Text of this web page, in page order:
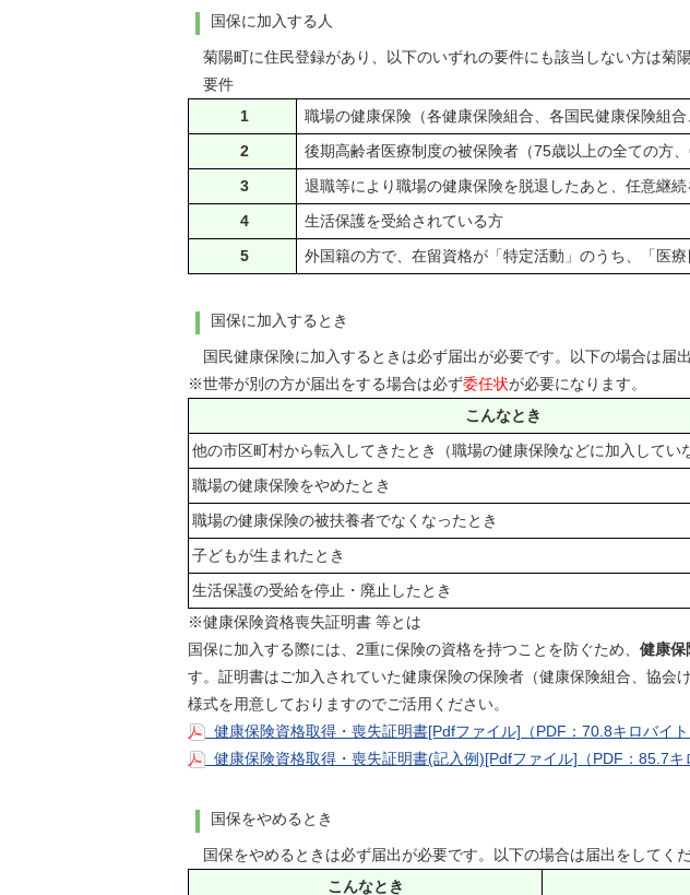
国保に加入する人
菊陽町に住民登録があり、以下のいずれの要件にも該当しない方は菊
要件
1
職場の健康保険（各健康保険組合、各国民健康保険組
2
後期高齢者医療制度の被保険者（75歳以上の全ての方
3
退職等により職場の健康保険を脱退したあと、任意継
4
生活保護を受給されている方
5
外国籍の方で、在留資格が「特定活動」のうち、「医
国保に加入するとき
国民健康保険に加入するときは必ず届出が必要です。以下の場合は届出
※世帯が別の方が届出をする場合は必ず委任状が必要になります。
こんなとき
他の市区町村から転入してきたとき（職場の健康保険などに加入してい
職場の健康保険をやめたとき
職場の健康保険の被扶養者でなくなったとき
子どもが生まれたとき
生活保護の受給を停止・廃止したとき
※健康保険資格喪失証明書 等とは
国保に加入する際には、2重に保険の資格を持つことを防ぐため、 健康保
す。証明書はご加入されていた健康保険の保険者（健康保険組合、協
様式を用意しておりますのでご活用ください。
健康保険資格取得・喪失証明書[Pdfファイル]（PDF：70.8キロバイト
健康保険資格取得・喪失証明書(記入例)[Pdfファイル]（PDF：85.7キ
国保をやめるとき
国保をやめるときは必ず届出が必要です。以下の場合は届出をしてくだ
こんなとき